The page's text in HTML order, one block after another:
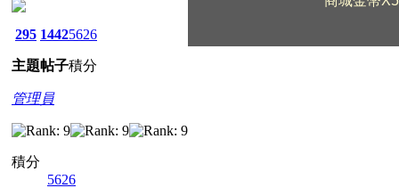
295
主題
1442
帖子
5626
積分
管理員
積分
5626